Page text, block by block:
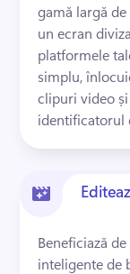
gamă largă
un ecran
platformele
simplu,
clipuri video
identificatorul
Beneficiază
inteligente de